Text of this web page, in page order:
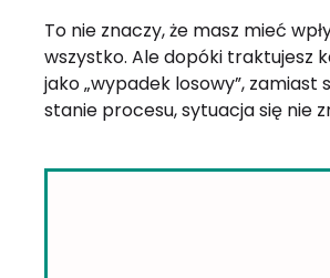
To nie znaczy, że masz mieć
wszystko. Ale dopóki traktujesz
jako „wypadek losowy”, zamiast
stanie procesu, sytuacja się nie